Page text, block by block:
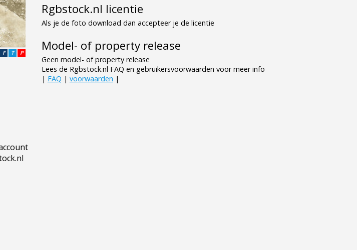
P
T
F
Rgbstock.nl licentie
Als je de foto download dan accepteer je de licentie
Model- of property release
Geen model- of property release
Lees de Rgbstock.nl FAQ en gebruikersvoorwaarden voor meer info
| FAQ | voorwaarden |